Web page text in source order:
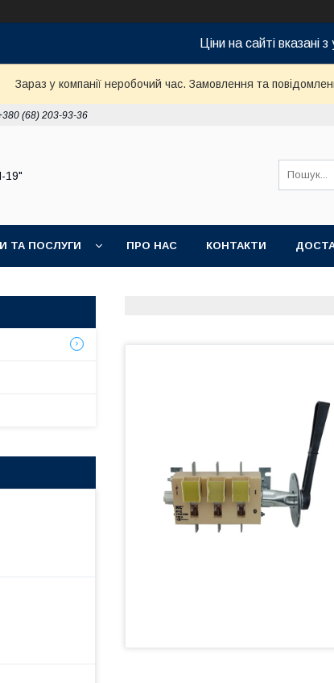
Ціни на сайті
Зараз у компанії неробочий час. Замовлення та
(68) 203-93-36
19"
ТА ПОСЛУГИ ПРО НАС КОНТАКТИ